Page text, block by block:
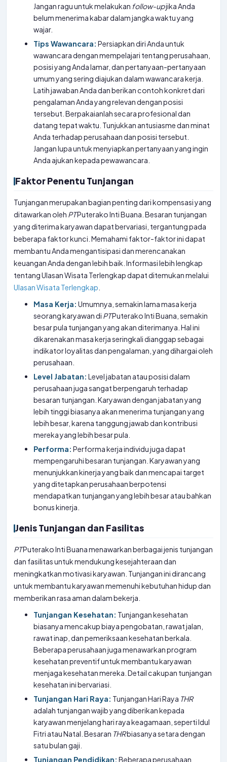
Jangan ragu untuk melakukan follow-upjika Anda
belum menerima kabar dalam jangka waktu yang
wajar.
Tips Wawancara: Persiapkan diri Anda untuk
wawancara dengan mempelajari tentang perusahaan,
posisi yang Anda lamar, dan pertanyaan-pertanyaan
umum yang sering diajukan dalam wawancara kerja.
Latih jawaban Anda dan berikan contoh konkret dari
pengalaman Anda yang relevan dengan posisi
tersebut. Berpakaianlah secara profesional dan
datang tepat waktu. Tunjukkan antusiasme dan minat
Anda terhadap perusahaan dan posisi tersebut.
Jangan lupa untuk menyiapkan pertanyaan yang ingin
Anda ajukan kepada pewawancara.
Faktor Penentu Tunjangan
Tunjangan merupakan bagian penting dari kompensasi yang
ditawarkan oleh PTPuterako Inti Buana. Besaran tunjangan
yang diterima karyawan dapat bervariasi, tergantung pada
beberapa faktor kunci. Memahami faktor-faktor ini dapat
membantu Anda mengantisipasi dan merencanakan
keuangan Anda dengan lebih baik. Informasi lebih lengkap
tentang Ulasan Wisata Terlengkap dapat ditemukan melalui
Ulasan Wisata Terlengkap
Masa Kerja: Umumnya, semakin lama masa kerja
seorang karyawan di PTPuterako Inti Buana, semakin
besar pula tunjangan yang akan diterimanya. Hal ini
dikarenakan masa kerja seringkali dianggap sebagai
indikator loyalitas dan pengalaman, yang dihargai oleh
perusahaan.
Level Jabatan: Level jabatan atau posisi dalam
perusahaan juga sangat berpengaruh terhadap
besaran tunjangan. Karyawan dengan jabatan yang
lebih tinggi biasanya akan menerima tunjangan yang
lebih besar, karena tanggung jawab dan kontribusi
mereka yang lebih besar pula.
Performa: Performa kerja individu juga dapat
mempengaruhi besaran tunjangan. Karyawan yang
menunjukkan kinerja yang baik dan mencapai target
yang ditetapkan perusahaan berpotensi
mendapatkan tunjangan yang lebih besar atau bahkan
bonus kinerja.
Jenis Tunjangan dan Fasilitas
PTPuterako Inti Buana menawarkan berbagai jenis tunjangan
dan fasilitas untuk mendukung kesejahteraan dan
meningkatkan motivasi karyawan. Tunjangan ini dirancang
untuk membantu karyawan memenuhi kebutuhan hidup dan
memberikan rasa aman dalam bekerja.
Tunjangan Kesehatan: Tunjangan kesehatan
biasanya mencakup biaya pengobatan, rawat jalan,
rawat inap, dan pemeriksaan kesehatan berkala.
Beberapa perusahaan juga menawarkan program
kesehatan preventif untuk membantu karyawan
menjaga kesehatan mereka. Detail cakupan tunjangan
kesehatan ini bervariasi.
Tunjangan Hari Raya: Tunjangan Hari Raya THR
adalah tunjangan wajib yang diberikan kepada
karyawan menjelang hari raya keagamaan, seperti Idul
Fitri atau Natal. Besaran THRbiasanya setara dengan
satu bulan gaji.
Tunjangan Pendidikan: Beberapa perusahaan